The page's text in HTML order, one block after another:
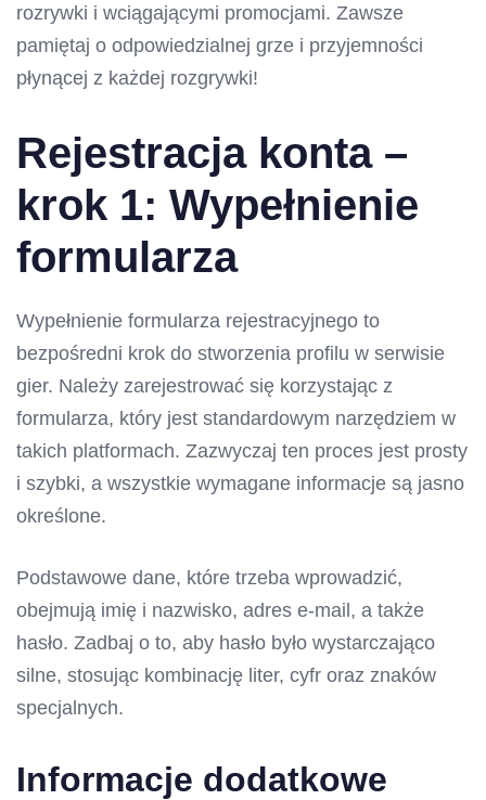
rozrywki i wciągającymi promocjami. Zawsze
pamiętaj o odpowiedzialnej grze i przyjemności
płynącej z każdej rozgrywki!
Rejestracja konta –
krok 1: Wypełnienie
formularza
Wypełnienie formularza rejestracyjnego to
bezpośredni krok do stworzenia profilu w serwisie
gier. Należy zarejestrować się korzystając z
formularza, który jest standardowym narzędziem w
takich platformach. Zazwyczaj ten proces jest prosty
i szybki, a wszystkie wymagane informacje są jasno
określone.
Podstawowe dane, które trzeba wprowadzić,
obejmują imię i nazwisko, adres e-mail, a także
hasło. Zadbaj o to, aby hasło było wystarczająco
silne, stosując kombinację liter, cyfr oraz znaków
specjalnych.
Informacje dodatkowe